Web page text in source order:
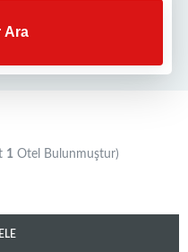
Ara
1 Otel Bulunmuştur)